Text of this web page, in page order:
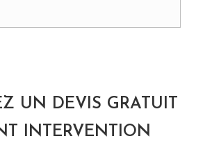
UN DEVIS GRATUIT
INTERVENTION